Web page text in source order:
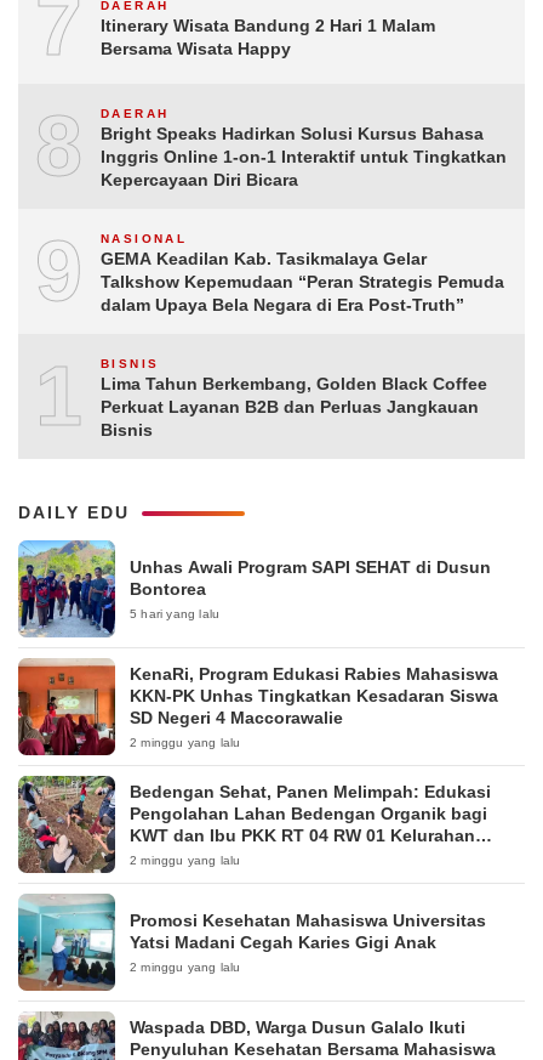
7 DAERAH
Itinerary Wisata Bandung 2 Hari 1 Malam
Bersama Wisata Happy
8 DAERAH
Bright Speaks Hadirkan Solusi Kursus Bahasa
Inggris Online 1-on-1 Interaktif untuk Tingkatkan
Kepercayaan Diri Bicara
9 NASIONAL
GEMA Keadilan Kab. Tasikmalaya Gelar
Talkshow Kepemudaan “Peran Strategis Pemuda
dalam Upaya Bela Negara di Era Post-Truth”
10BISNIS
Lima Tahun Berkembang, Golden Black Coffee
Perkuat Layanan B2B dan Perluas Jangkauan
Bisnis
DAILY EDU
Unhas Awali Program SAPI SEHAT di Dusun
Bontorea
5 hari yang lalu
KenaRi, Program Edukasi Rabies Mahasiswa
KKN-PK Unhas Tingkatkan Kesadaran Siswa
SD Negeri 4 Maccorawalie
2 minggu yang lalu
Bedengan Sehat, Panen Melimpah: Edukasi
Pengolahan Lahan Bedengan Organik bagi
KWT dan Ibu PKK RT 04 RW 01 Kelurahan
Pakintelan
2 minggu yang lalu
Promosi Kesehatan Mahasiswa Universitas
Yatsi Madani Cegah Karies Gigi Anak
2 minggu yang lalu
Waspada DBD, Warga Dusun Galalo Ikuti
Penyuluhan Kesehatan Bersama Mahasiswa